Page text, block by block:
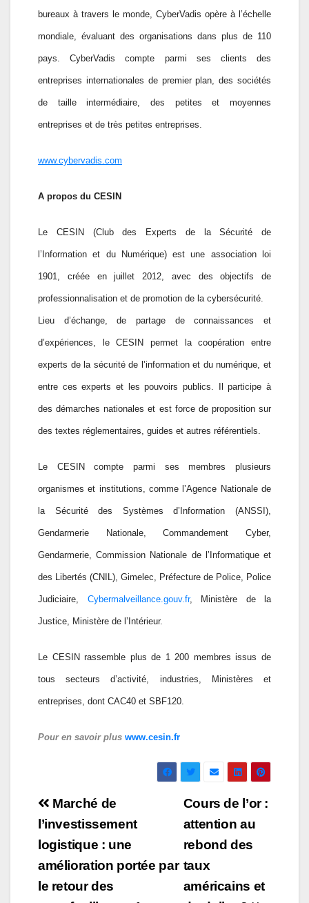
bureaux à travers le monde, CyberVadis opère à l’échelle
mondiale, évaluant des organisations dans plus de 110
pays. CyberVadis compte parmi ses clients des
entreprises internationales de premier plan, des sociétés
de taille intermédiaire, des petites et moyennes
entreprises et de très petites entreprises.
www.cybervadis.com
A propos du CESIN
Le CESIN (Club des Experts de la Sécurité de
l’Information et du Numérique) est une association loi
1901, créée en juillet 2012, avec des objectifs de
professionnalisation et de promotion de la cybersécurité.
Lieu d’échange, de partage de connaissances et
d’expériences, le CESIN permet la coopération entre
experts de la sécurité de l’information et du numérique, et
entre ces experts et les pouvoirs publics. Il participe à
des démarches nationales et est force de proposition sur
des textes réglementaires, guides et autres référentiels.
Le CESIN compte parmi ses membres plusieurs
organismes et institutions, comme l’Agence Nationale de
la Sécurité des Systèmes d’Information (ANSSI),
Gendarmerie Nationale, Commandement Cyber,
Gendarmerie, Commission Nationale de l’Informatique et
des Libertés (CNIL), Gimelec, Préfecture de Police, Police
Judiciaire, Cybermalveillance.gouv.fr, Ministère de la
Justice, Ministère de l’Intérieur.
Le CESIN rassemble plus de 1 200 membres issus de
tous secteurs d’activité, industries, Ministères et
entreprises, dont CAC40 et SBF120.
Pour en savoir plus www.cesin.fr
Navigation
de
l’article
Cours de l’or :
attention au
rebond des
taux
américains et
Marché de
l’investissement
logistique : une
amélioration portée par
le retour des